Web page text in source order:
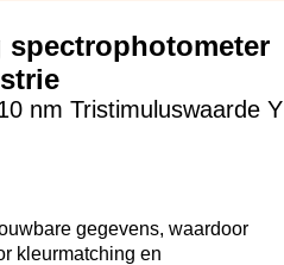
spectrophotometer
nm Tristimuluswaarde Y
gegevens, waardoor
kleurmatching en